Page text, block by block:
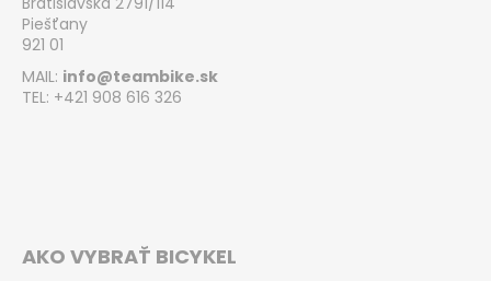
Piešťany
921 01
MAIL: info@teambike.sk
TEL: +421 908 616 326
AKO VYBRAŤ BICYKEL